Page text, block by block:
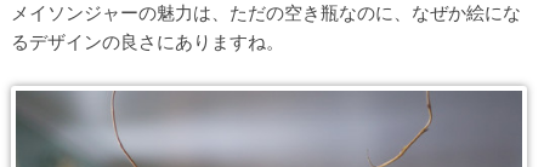
メイソンジャーの魅力は、ただの空き瓶なのに、なぜか絵にな
るデザインの良さにありますね。